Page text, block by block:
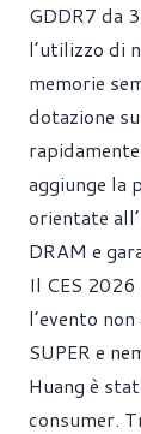
GDDR7 da
l’utilizzo di
memorie
dotazione
aggiunge la
orientate
DRAM e
Il CES
l’evento
SUPER e
Huang è
consumer.